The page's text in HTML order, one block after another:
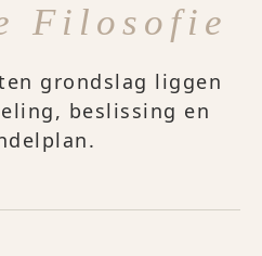
Filosofie
grondslag liggen
beslissing en